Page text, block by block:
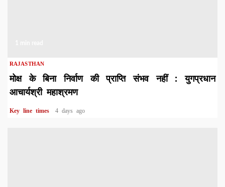
RAJASTHAN
मोक्ष के बिना निर्वाण की प्राप्ति संभव नहीं : युगप्रधान
आचार्यश्री महाश्रमण
Key line times 4 days ago